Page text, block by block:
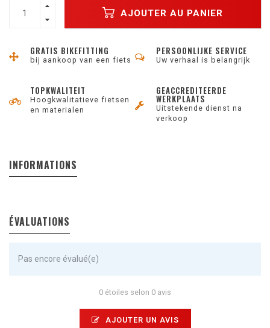
AJOUTER AU PANIER
GRATIS BIKEFITTING
bij aankoop van een fiets
PERSOONLIJKE SERVICE
Uw verhaal is belangrijk
TOPKWALITEIT
Hoogkwalitatieve fietsen
en materialen
GEACCREDITEERDE
WERKPLAATS
Uitstekende dienst na
verkoop
INFORMATIONS
ÉVALUATIONS
Pas encore évalué(e)
0 étoiles selon 0 avis
AJOUTER UN AVIS